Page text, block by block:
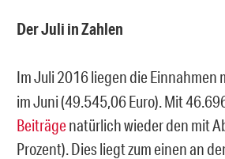
Der Juli in Zahlen
Im Juli 2016 liegen die Einnahmen
im Juni (49.545,06 Euro). Mit
Beiträgenatürlich wieder den mit
Prozent). Dies liegt zum einen an